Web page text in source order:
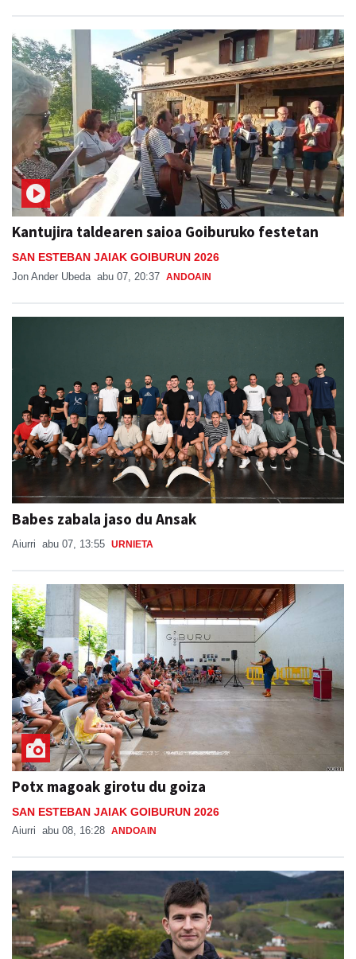
Kantujira taldearen saioa Goiburuko festetan
SAN ESTEBAN JAIAK GOIBURUN 2026
Jon Ander Ubeda abu 07, 20:37 ANDOAIN
Babes zabala jaso du Ansak
Aiurri abu 07, 13:55 URNIETA
Potx magoak girotu du goiza
SAN ESTEBAN JAIAK GOIBURUN 2026
Aiurri abu 08, 16:28 ANDOAIN